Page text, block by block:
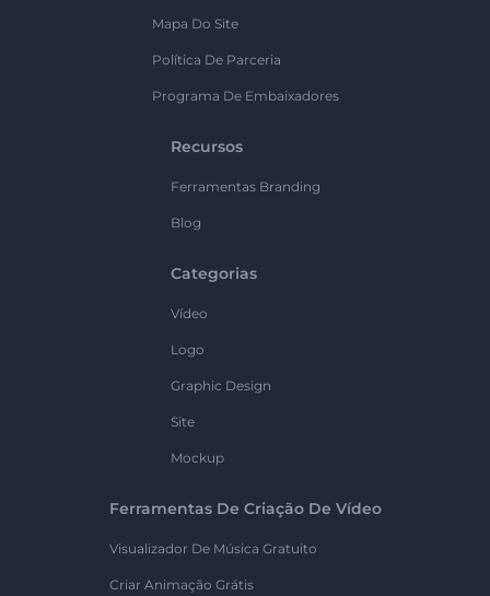
Mapa Do Site
Política De Parceria
Programa De Embaixadores
Recursos
Ferramentas Branding
Blog
Categorias
Vídeo
Logo
Graphic Design
Site
Mockup
Ferramentas De Criação De Vídeo
Visualizador De Música Gratuito
Criar Animação Grátis